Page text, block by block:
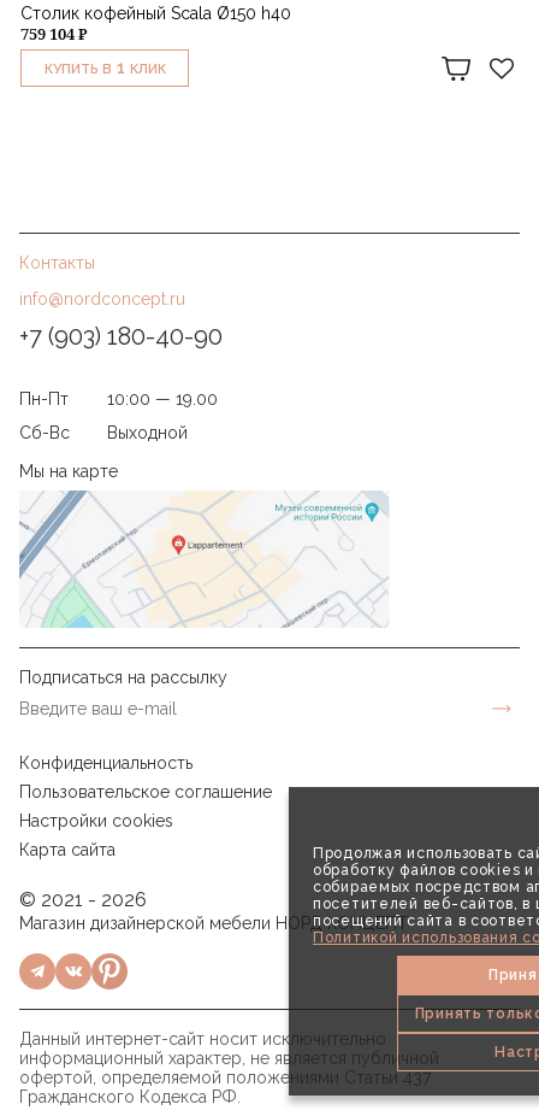
Продолжая использовать
обработку файлов cookies и
собираемых посредством
посетителей веб-сайтов, в
посещений сайта в
Политикой использования
Принять
Столик кофейный Scala Ø150 h40
759 104 ₽
КУПИТЬ В 1 КЛИК
Контакты
info@nordconcept.ru
+7 (903) 180-40-90
Пн-Пт
10:00 — 19.00
Сб-Вс
Выходной
Мы на карте
Подписаться на рассылку
Конфиденциальность
Пользовательское соглашение
Настройки cookies
Карта сайта
© 2021 - 2026
Магазин дизайнерской мебели НОРД КОНЦЕПТ
Данный интернет-сайт носит исключительно
информационный характер, не является публичной
офертой, определяемой положениями Статьи 437
Гражданского Кодекса РФ.